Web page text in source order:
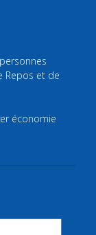
Repos et de
économie